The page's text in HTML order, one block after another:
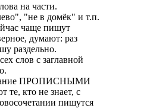
на части.
"не в домёк" и т.п.
чаще пишут
думают: раз
раздельно.
слов с заглавной
ПРОПИСНЫМИ
те, кто не знает, с
пишутся